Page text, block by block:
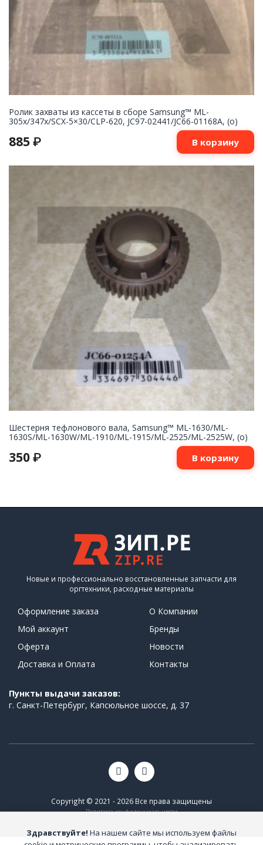
Ролик захваты из кассеты в сборе Samsung™ ML-
305x/347x/SCX-5×30/CLP-620, JC97-02441/JC66-01168A, (o)
885 ₽ В корзину
Шестерня тефлонового вала, Samsung™ ML-1630/ML-
1630S/ML-1630W/ML-1910/ML-1915/ML-2525/ML-2525W, (о)
350 ₽ В корзину
Новые и профессионально восстановленные запчасти для
оргтехники, расходные материалы
Оформление заказа
Мой аккаунт
Оферта
Доставка и Оплата
О Компании
Бренды
Новости
Контакты
Пункты выдачи заказов:
г. Санкт-Петербург, Капсюльное шоссе, д. 37
Copyright © 2021 - 2026 Все права защищены
Политика конфиденциальности
Здравствуйте! На нашем сайте мы используем файлы